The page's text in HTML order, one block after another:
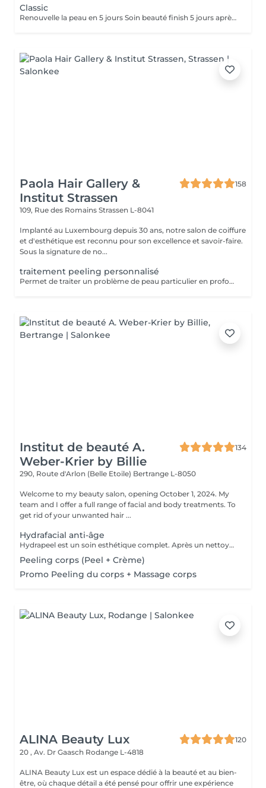
Classic
Renouvelle la peau en 5 jours Soin beauté finish 5 jours après GP CLASSIC inclus dans le prix ( soin de 60min )
Paola Hair Gallery &
Institut Strassen
158
109, Rue des Romains Strassen L-8041
Implanté au Luxembourg depuis 30 ans, notre salon de coiffure
et d'esthétique est reconnu pour son excellence et savoir-faire.
Sous la signature de no...
traitement peeling personnalisé
Permet de traiter un problème de peau particulier en profondeur par exfoliation, sans traumatisme important pour la peau. Avec quatre produits domicile. Fréquence toutes les deux semaines. Exposition au soleil interdite sans protection pendant la durée du traitement. Tous nos soins et traitements sont mixtes hommes et femmes. Les traitements en cure sont valables six mois. Sur conseil de votre esthéticienne, des combinaisons de soins et de traitements sont possibles, afin d'obtenir un résultat optimal. Attention certain traitements nécessitent des explications préalables ainsi qu'une commande spécifique des coffrets et de soins personnalisés.
Institut de beauté A.
Weber-Krier by Billie
134
290, Route d'Arlon (Belle Etoile) Bertrange L-8050
Welcome to my beauty salon, opening October 1, 2024. My
team and I offer a full range of facial and body treatments. To
get rid of your unwanted hair ...
Hydrafacial anti-âge
Hydrapeel est un soin esthétique complet. Après un nettoyage de la peau en profondeur grâce au système de Vortex-Fusion. Des résultats immédiats dès la première séance. Les rides et ridules sont lissées, la peau est parfaitement nettoyée, plus douce, lumineuse et redynamisée. *Stimule la désquamation des cellules mortes. *Elimine des comédons, extraction des impuretés *Hydrate -Sature la surface de la peau avec des actifs hydratants et nourrissants intenses. *Cible-Un grand nombre d'options de soins pour répondre aux besoins spécifiques de la peau : Élasticité et fermeté, teint unifié et vitalité, réjuvénation, peaux grasses et congestionnées. Les produits cosmétiques, les sérums booster et les protocoles spécifiques de la gamme Belensa permettent de personnaliser les soins Hydrapeel PRO pour traiter les différentes conditions cutanées. *Ultrasons Augmentent l'absorption des actifs cosmétiques et favorisent la microcirculation, pour atténuer les rides et les ridules. EMS bipolaire Tonifie la peau en stimulant les muscles sous- jacents Spray de solution oxygénée Pour améliorer l'hydratation et la vitalité de la peau. *Marteau froid -Resserrement des pores et vasoconstriction pour éliminer les rougeurs et estomper les cernes. *Spatule vibrante
Peeling corps (Peel + Crème)
Promo Peeling du corps + Massage corps
ALINA Beauty Lux
120
20 , Av. Dr Gaasch Rodange L-4818
ALINA Beauty Lux est un espace dédié à la beauté et au bien-
être, où chaque détail a été pensé pour offrir une expérience